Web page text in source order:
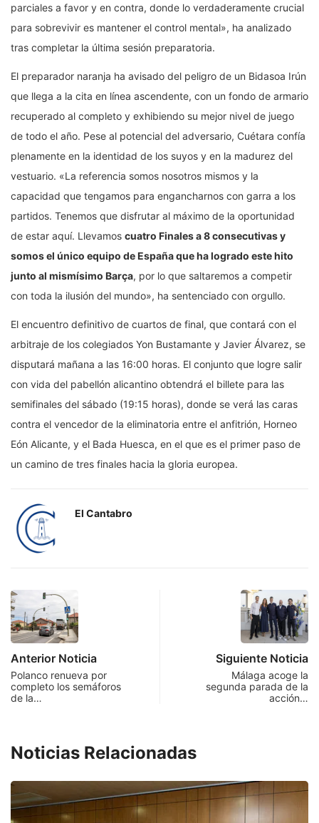
parciales a favor y en contra, donde lo verdaderamente crucial
para sobrevivir es mantener el control mental», ha analizado
tras completar la última sesión preparatoria.
El preparador naranja ha avisado del peligro de un Bidasoa Irún
que llega a la cita en línea ascendente, con un fondo de armario
recuperado al completo y exhibiendo su mejor nivel de juego
de todo el año. Pese al potencial del adversario, Cuétara confía
plenamente en la identidad de los suyos y en la madurez del
vestuario. «La referencia somos nosotros mismos y la
capacidad que tengamos para engancharnos con garra a los
partidos. Tenemos que disfrutar al máximo de la oportunidad
de estar aquí. Llevamos cuatro Finales a 8 consecutivas y
somos el único equipo de España que ha logrado este hito
junto al mismísimo Barça, por lo que saltaremos a competir
con toda la ilusión del mundo», ha sentenciado con orgullo.
El encuentro definitivo de cuartos de final, que contará con el
arbitraje de los colegiados Yon Bustamante y Javier Álvarez, se
disputará mañana a las 16:00 horas. El conjunto que logre salir
con vida del pabellón alicantino obtendrá el billete para las
semifinales del sábado (19:15 horas), donde se verá las caras
contra el vencedor de la eliminatoria entre el anfitrión, Horneo
Eón Alicante, y el Bada Huesca, en el que es el primer paso de
un camino de tres finales hacia la gloria europea.
El Cantabro
Anterior Noticia
Polanco renueva por
completo los semáforos
de la…
Siguiente Noticia
Málaga acoge la
segunda parada de la
acción…
Noticias Relacionadas